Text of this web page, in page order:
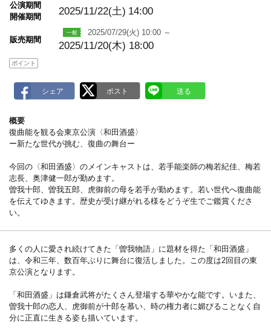
公演期間
開催期間
2025/11/22(土) 14:00
販売期間
2025/07/29(火) 10:00 ～
2025/11/20(木) 18:00
ポイント
概要
復曲能を観る会東京公演〈和田酒盛〉
ー新たな世代が挑む、復曲の舞台ー
今回の〈和田酒盛〉のメインキャストは、若手能楽師の梅若紀佳、梅若
志長、奥津健一郎が勤めます。
曽我十郎、曽我五郎、虎御前の母を若手が勤めます。若い世代へ復曲能
を伝えてゆきます。歴史が受け継がれる様をどうぞ生でご鑑賞くださ
い。
多くの人に愛され続けてきた「曽我物語」に題材を得た「和田酒盛」
は、令和三年、数百年ぶりに舞台に復活しました。この度は2回目の東
京公演となります。
「和田酒盛」は鎌倉武将がたくさん登場する華やかな能です。いまた、
曽我十郎の恋人、虎御前が十郎を慕い、時の権力者に媚びることなく自
分に正直に生きる姿も描いています。